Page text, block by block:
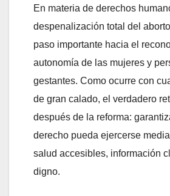
En materia de derechos
despenalización total del
paso importante hacia el
autonomía de las mujeres y
gestantes. Como ocurre con
de gran calado, el verdadero
después de la reforma:
derecho pueda ejercerse
salud accesibles, información
digno.